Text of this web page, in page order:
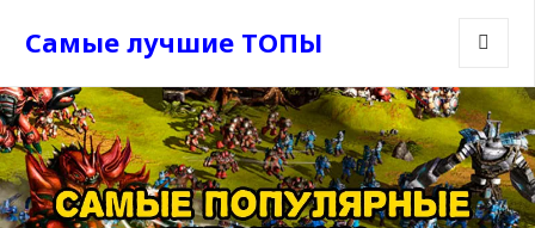
Самые лучшие ТОПЫ
И